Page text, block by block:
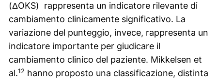
(ΔOKS) rappresenta un indicatore rilevante di
cambiamento clinicamente significativo. La
variazione del punteggio, invece, rappresenta un
indicatore importante per giudicare il
cambiamento clinico del paziente. Mikkelsen et
al.12 hanno proposto una classificazione, distinta